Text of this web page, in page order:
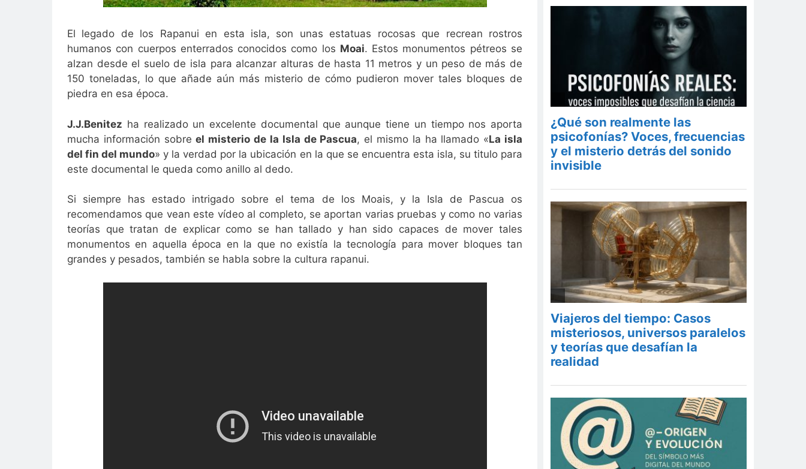
El legado de los Rapanui en esta isla, son unas estatuas rocosas que recrean rostros
humanos con cuerpos enterrados conocidos como los Moai. Estos monumentos pétreos se
alzan desde el suelo de isla para alcanzar alturas de hasta 11 metros y un peso de más de
150 toneladas, lo que añade aún más misterio de cómo pudieron mover tales bloques de
piedra en esa época.
J.J.Benitez ha realizado un excelente documental que aunque tiene un tiempo nos aporta
mucha información sobreel misterio de la Isla de Pascua, el mismo la ha llamado «La isla
del fin del mundo» y la verdad por la ubicación en la que se encuentra esta isla, su titulo para
este documental le queda como anillo al dedo.
Si siempre has estado intrigado sobre el tema de los Moais, y la Isla de Pascua os
recomendamos que vean este vídeo al completo, se aportan varias pruebas y como no varias
teorías que tratan de explicar como se han tallado y han sido capaces de mover tales
monumentos en aquella época en la que no existía la tecnología para mover bloques tan
grandes y pesados, también se habla sobre la cultura rapanui.